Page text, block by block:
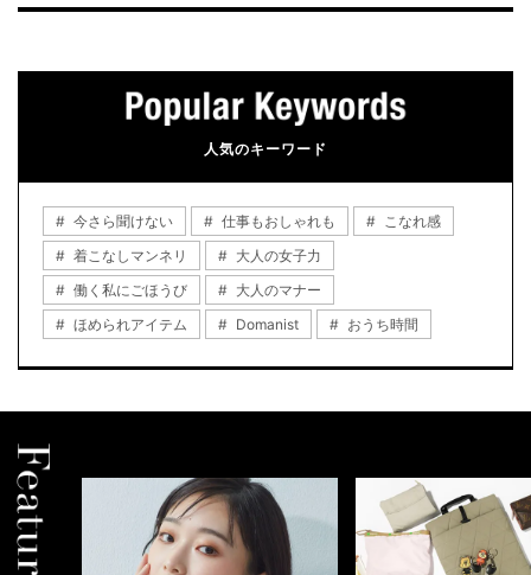
人気のキーワード
今さら聞けない 仕事もおしゃれも
こなれ感
着こなしマンネリ
大人の女子力
働く私にごほうび
大人のマナー
ほめられアイテム
Domanist おうち時間